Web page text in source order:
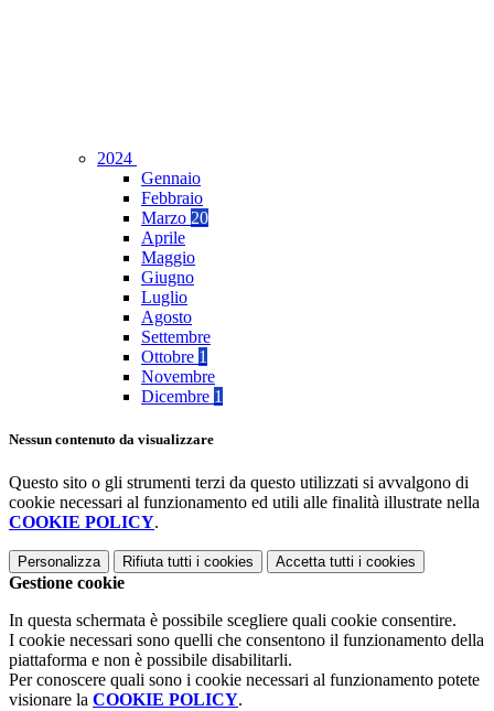
2024
Gennaio
Febbraio
Marzo 20
Aprile
Maggio
Giugno
Luglio
Agosto
Settembre
Ottobre 1
Novembre
Dicembre 1
Nessun contenuto da visualizzare
Questo sito o gli strumenti terzi da questo utilizzati si avvalgono di
cookie necessari al funzionamento ed utili alle finalità illustrate nella
COOKIE POLICY.
Personalizza Rifiuta tutti i cookies Accetta tutti i cookies
Gestione cookie
In questa schermata è possibile scegliere quali cookie consentire.
I cookie necessari sono quelli che consentono il funzionamento della
piattaforma e non è possibile disabilitarli.
Per conoscere quali sono i cookie necessari al funzionamento potete
visionare la COOKIE POLICY.